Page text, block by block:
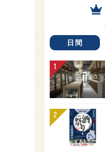
日間